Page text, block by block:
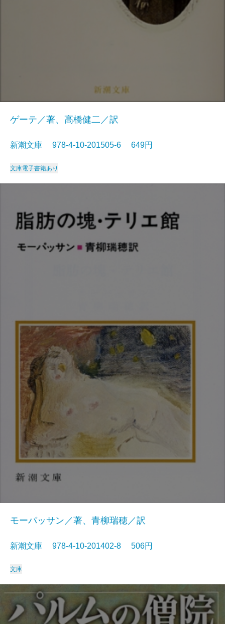
ゲーテ／著、高橋健二／訳
新潮文庫 978-4-10-201505-6 649円
文庫電子書籍あり
モーパッサン／著、青柳瑞穂／訳
新潮文庫 978-4-10-201402-8 506円
文庫